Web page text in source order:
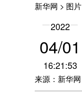
新华网 > 图片
2022
04/01
16:21:53
来源：新华网